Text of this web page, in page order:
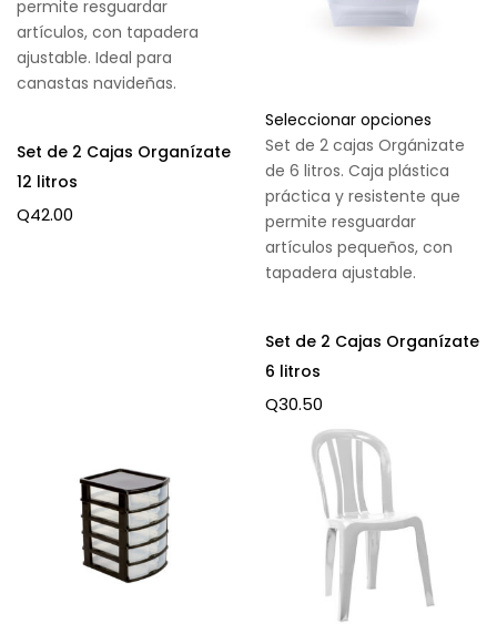
permite resguardar
artículos, con tapadera
ajustable. Ideal para
canastas navideñas.
Set de 2 Cajas Organízate
12 litros
Q42.00
Seleccionar opciones
Set de 2 cajas Orgánizate
de 6 litros. Caja plástica
práctica y resistente que
permite resguardar
artículos pequeños, con
tapadera ajustable.
Set de 2 Cajas Organízate
6 litros
Q30.50